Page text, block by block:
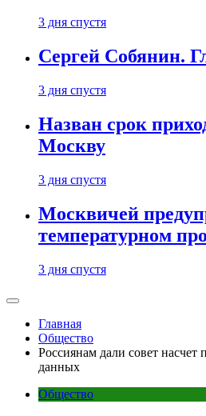
3 дня спустя
Сергей Собянин.
3 дня спустя
Назван срок
Москву
3 дня спустя
Москвичей
температурном
3 дня спустя
Главная
Общество
Россиянам дали совет насчет
данных
Общество